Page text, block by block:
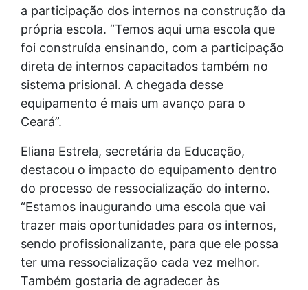
a participação dos internos na construção da
própria escola. “Temos aqui uma escola que
foi construída ensinando, com a participação
direta de internos capacitados também no
sistema prisional. A chegada desse
equipamento é mais um avanço para o
Ceará”.
Eliana Estrela, secretária da Educação,
destacou o impacto do equipamento dentro
do processo de ressocialização do interno.
“Estamos inaugurando uma escola que vai
trazer mais oportunidades para os internos,
sendo profissionalizante, para que ele possa
ter uma ressocialização cada vez melhor.
Também gostaria de agradecer às